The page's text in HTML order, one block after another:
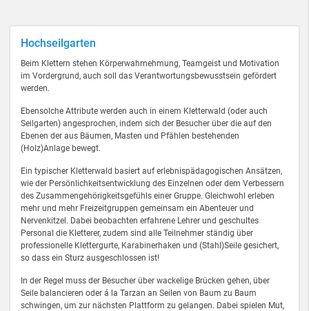
Hochseilgarten
Beim Klettern stehen Körperwahrnehmung, Teamgeist und Motivation
im Vordergrund, auch soll das Verantwortungsbewusstsein gefördert
werden.
Ebensolche Attribute werden auch in einem Kletterwald (oder auch
Seilgarten) angesprochen, indem sich der Besucher über die auf den
Ebenen der aus Bäumen, Masten und Pfählen bestehenden
(Holz)Anlage bewegt.
Ein typischer Kletterwald basiert auf erlebnispädagogischen Ansätzen,
wie der Persönlichkeitsentwicklung des Einzelnen oder dem Verbessern
des Zusammengehörigkeitsgefühls einer Gruppe. Gleichwohl erleben
mehr und mehr Freizeitgruppen gemeinsam ein Abenteuer und
Nervenkitzel. Dabei beobachten erfahrene Lehrer und geschultes
Personal die Kletterer, zudem sind alle Teilnehmer ständig über
professionelle Klettergurte, Karabinerhaken und (Stahl)Seile gesichert,
so dass ein Sturz ausgeschlossen ist!
In der Regel muss der Besucher über wackelige Brücken gehen, über
Seile balancieren oder á la Tarzan an Seilen von Baum zu Baum
schwingen, um zur nächsten Plattform zu gelangen. Dabei spielen Mut,